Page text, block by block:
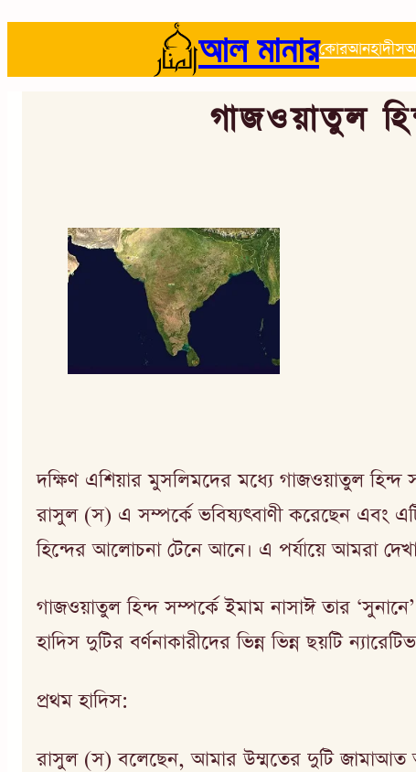
আল মানারকোরআনহাদীস
গাজওয়াতুল
দক্ষিণ এশিয়ার মুসলিমদের মধ্যে গাজওয়াতুল হিন্দ
রাসুল (স) এ সম্পর্কে ভবিষ্যৎবাণী করেছেন এবং
হিন্দের আলোচনা টেনে আনে। এ পর্যায়ে আমরা
গাজওয়াতুল হিন্দ সম্পর্কে ইমাম নাসাঈ তার
হাদিস দুটির বর্ণনাকারীদের ভিন্ন ভিন্ন ছয়টি
প্রথম হাদিস:
রাসুল (স) বলেছেন, আমার উম্মতের দুটি জামাআত